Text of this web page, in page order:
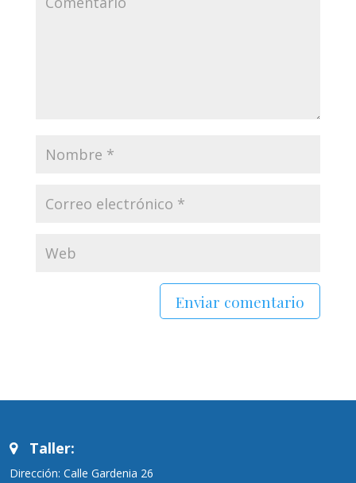
Taller:
Dirección: Calle Gardenia 26